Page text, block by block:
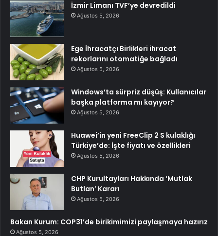
İzmir Limanı TVF’ye devredildi
Ağustos 5, 2026
Ege İhracatçı Birlikleri ihracat
rekorlarını otomatiğe bağladı
Ağustos 5, 2026
Windows’ta sürpriz düşüş: Kullanıcılar
başka platforma mı kayıyor?
Ağustos 5, 2026
Huawei’in yeni FreeClip 2 S kulaklığı
Türkiye’de: İşte fiyatı ve özellikleri
Ağustos 5, 2026
CHP Kurultayları Hakkında ‘Mutlak
Butlan’ Kararı
Ağustos 5, 2026
Bakan Kurum: COP31’de birikimimizi paylaşmaya hazırız
Ağustos 5, 2026